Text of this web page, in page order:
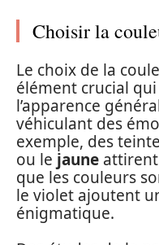
Choisir la
Le choix de la
élément crucial
l’apparence
véhiculant des
exemple, des
ou le jaune
que les couleurs
le violet ajoutent
énigmatique.